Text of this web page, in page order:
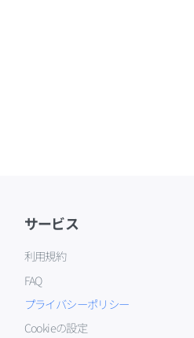
サービス
利用規約
FAQ
プライバシーポリシー
Cookieの設定